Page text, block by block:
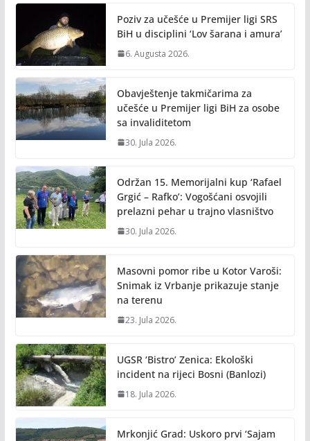
o
k
n
k
Poziv za učešće u Premijer ligi SRS
BiH u disciplini ‘Lov šarana i amura’
6. Augusta 2026.
Obavještenje takmičarima za
učešće u Premijer ligi BiH za osobe
sa invaliditetom
30. Jula 2026.
Održan 15. Memorijalni kup ‘Rafael
Grgić – Rafko’: Vogošćani osvojili
prelazni pehar u trajno vlasništvo
30. Jula 2026.
Masovni pomor ribe u Kotor Varoši:
Snimak iz Vrbanje prikazuje stanje
na terenu
23. Jula 2026.
UGSR ‘Bistro’ Zenica: Ekološki
incident na rijeci Bosni (Banlozi)
18. Jula 2026.
Mrkonjić Grad: Uskoro prvi ‘Sajam